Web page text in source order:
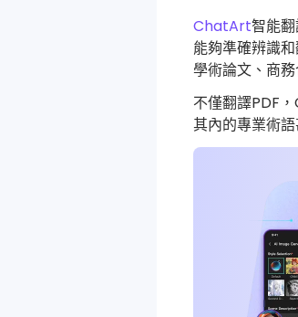
ChatArt智能
能夠準確辨識
學術論文、商
不僅翻譯PDF
其內的專業術